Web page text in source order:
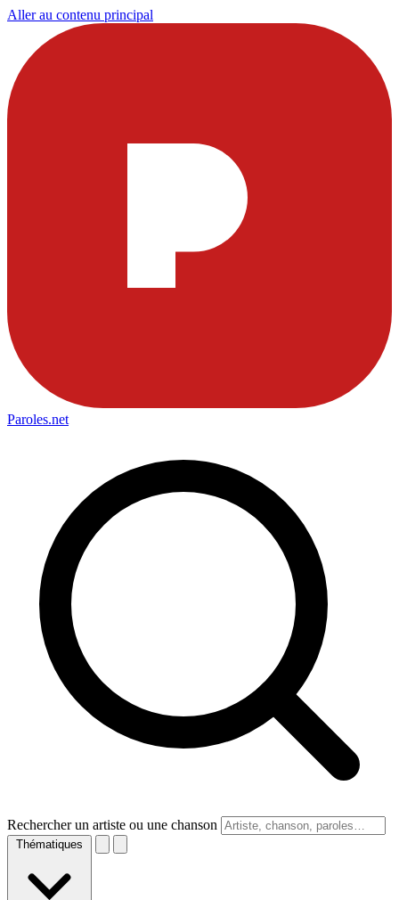
Aller au contenu principal
Paroles.net
Rechercher un artiste ou une chanson
Thématiques